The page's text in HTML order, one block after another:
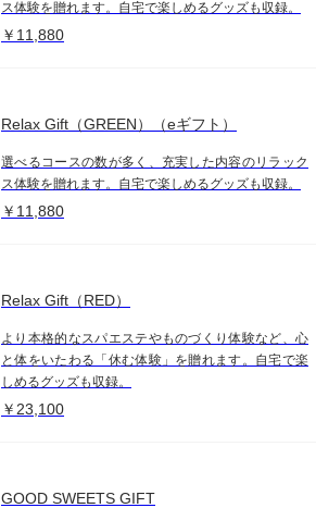
ス体験を贈れます。自宅で楽しめるグッズも収録。
￥11,880
Relax Gift（GREEN）（eギフト）
選べるコースの数が多く、充実した内容のリラック
ス体験を贈れます。自宅で楽しめるグッズも収録。
￥11,880
Relax Gift（RED）
より本格的なスパエステやものづくり体験など、心
と体をいたわる「休む体験」を贈れます。自宅で楽
しめるグッズも収録。
￥23,100
GOOD SWEETS GIFT